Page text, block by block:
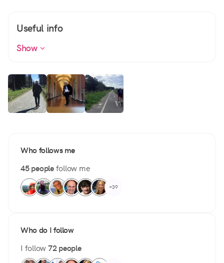
Useful info
Show
Who follows me
45 peoplefollow me
+39
Who do I follow
I follow72 people